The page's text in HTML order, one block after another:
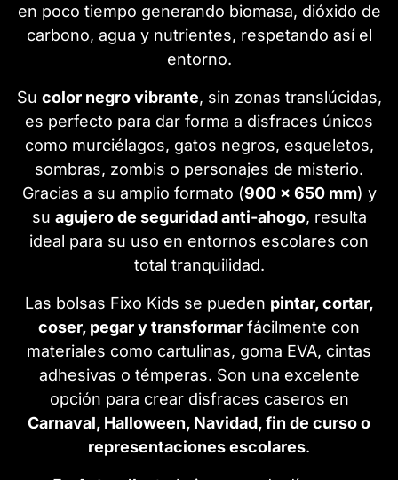
en poco tiempo generando biomasa, dióxido de
carbono, agua y nutrientes, respetando así el
entorno.
Su color negro vibrante, sin zonas translúcidas,
es perfecto para dar forma a disfraces únicos
como murciélagos, gatos negros, esqueletos,
sombras, zombis o personajes de misterio.
Gracias a su amplio formato (900 x 650 mm) y
su agujero de seguridad anti-ahogo, resulta
ideal para su uso en entornos escolares con
total tranquilidad.
Las bolsas Fixo Kids se pueden pintar, cortar,
coser, pegar y transformar fácilmente con
materiales como cartulinas, goma EVA, cintas
adhesivas o témperas. Son una excelente
opción para crear disfraces caseros en
Carnaval, Halloween, Navidad, fin de curso o
representaciones escolares.